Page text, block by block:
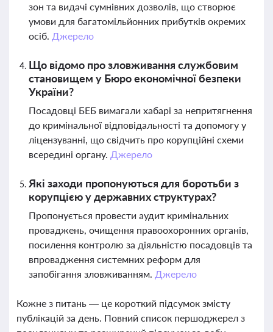
зон та видачі сумнівних дозволів, що створює
умови для багатомільйонних прибутків окремих
осіб. Джерело
Що відомо про зловживання службовим
становищем у Бюро економічної безпеки
України?
Посадовці БЕБ вимагали хабарі за непритягнення
до кримінальної відповідальності та допомогу у
ліцензуванні, що свідчить про корупційні схеми
всередині органу. Джерело
Які заходи пропонуються для боротьби з
корупцією у державних структурах?
Пропонується провести аудит кримінальних
проваджень, очищення правоохоронних органів,
посилення контролю за діяльністю посадовців та
впровадження системних реформ для
запобігання зловживанням. Джерело
Кожне з питань — це короткий підсумок змісту
публікацій за день. Повний список першоджерел з